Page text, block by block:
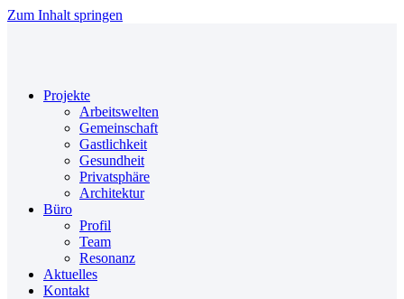
Zum Inhalt springen
Projekte
Arbeitswelten
Gemeinschaft
Gastlichkeit
Gesundheit
Privatsphäre
Architektur
Büro
Profil
Team
Resonanz
Aktuelles
Kontakt